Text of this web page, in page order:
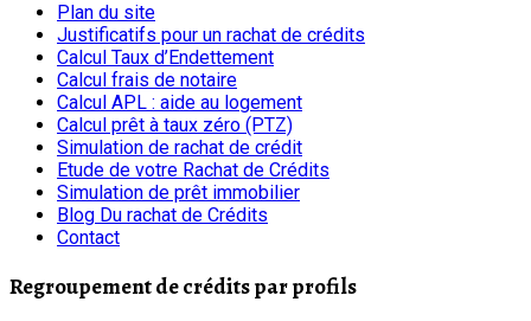
Plan du site
Justificatifs pour un rachat de crédits
Calcul Taux d’Endettement
Calcul frais de notaire
Calcul APL : aide au logement
Calcul prêt à taux zéro (PTZ)
Simulation de rachat de crédit
Etude de votre Rachat de Crédits
Simulation de prêt immobilier
Blog Du rachat de Crédits
Contact
Regroupement de crédits par profils